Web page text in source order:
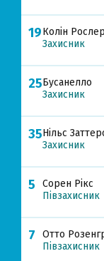
19Колін Рослер
Захисник
25Бусанелло
Захисник
35Нільс
Захисник
5
Сорен Рікс
Півзахисник
7
Отто
Півзахисник